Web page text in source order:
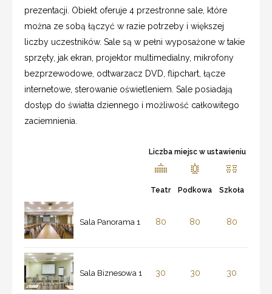
prezentacji. Obiekt oferuje 4 przestronne sale, które
można ze sobą łączyć w razie potrzeby i większej
liczby uczestników. Sale są w pełni wyposażone w takie
sprzęty, jak ekran, projektor multimedialny, mikrofony
bezprzewodowe, odtwarzacz DVD, flipchart, łącze
internetowe, sterowanie oświetleniem. Sale posiadają
dostęp do światła dziennego i możliwość całkowitego
zaciemnienia.
Liczba miejsc w ustawieniu
Teatr Podkowa Szkoła
Sala Panorama 1 80 80 80
Sala Biznesowa 1 30 30 30